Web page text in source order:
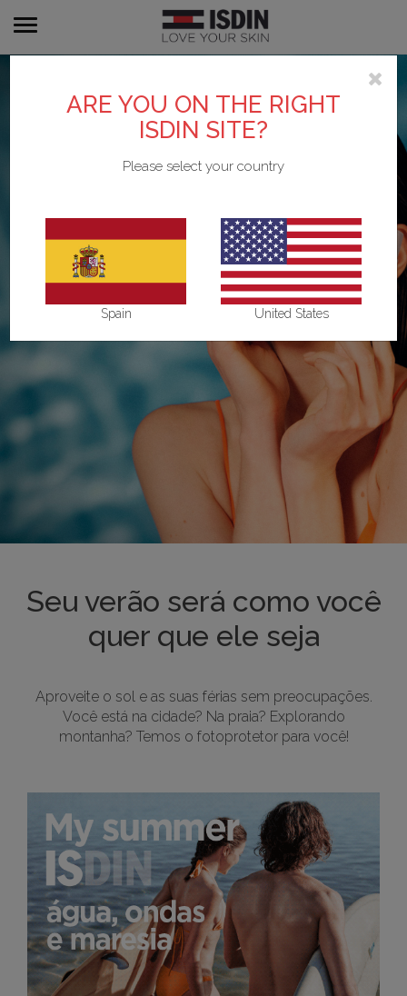
Toggle
Seu verão será como você
quer que ele seja
Aproveite o sol e as suas férias sem preocupações.
Você está na cidade? Na praia? Explorando
montanha? Temos o fotoprotetor para você!
ARE YOU ON THE RIGHT
ISDIN SITE?
Please select your country
Spain United States